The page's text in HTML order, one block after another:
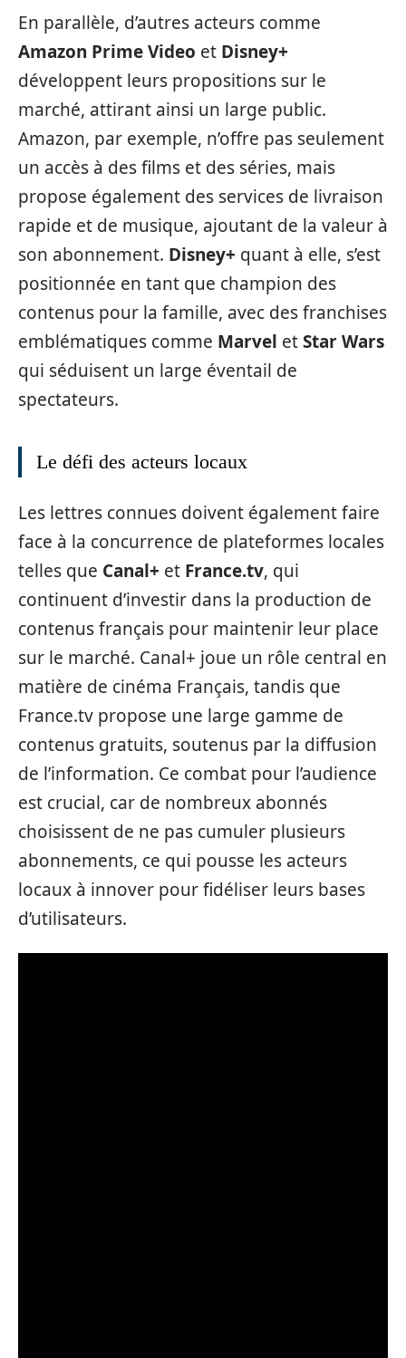
En parallèle, d’autres acteurs comme
Amazon Prime Video et Disney+
développent leurs propositions sur le
marché, attirant ainsi un large public.
Amazon, par exemple, n’offre pas seulement
un accès à des films et des séries, mais
propose également des services de livraison
rapide et de musique, ajoutant de la valeur à
son abonnement. Disney+ quant à elle, s’est
positionnée en tant que champion des
contenus pour la famille, avec des franchises
emblématiques comme Marvel etStar Wars
qui séduisent un large éventail de
spectateurs.
Le défi des acteurs locaux
Les lettres connues doivent également faire
face à la concurrence de plateformes locales
telles que Canal+ et France.tv, qui
continuent d’investir dans la production de
contenus français pour maintenir leur place
sur le marché. Canal+ joue un rôle central en
matière de cinéma Français, tandis que
France.tv propose une large gamme de
contenus gratuits, soutenus par la diffusion
de l’information. Ce combat pour l’audience
est crucial, car de nombreux abonnés
choisissent de ne pas cumuler plusieurs
abonnements, ce qui pousse les acteurs
locaux à innover pour fidéliser leurs bases
d’utilisateurs.